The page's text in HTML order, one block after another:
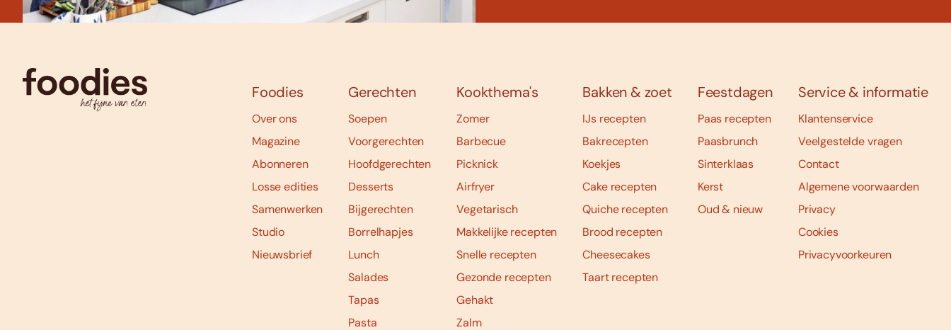
Foodies
Over ons
Magazine
Abonneren
Losse edities
Samenwerken
Studio
Nieuwsbrief
Gerechten
Soepen
Voorgerechten
Hoofdgerechten
Desserts
Bijgerechten
Borrelhapjes
Lunch
Salades
Tapas
Pasta
Kookthema's
Zomer
Barbecue
Picknick
Airfryer
Vegetarisch
Makkelijke recepten
Snelle recepten
Gezonde recepten
Gehakt
Zalm
Bakken & zoet
IJs recepten
Bakrecepten
Koekjes
Cake recepten
Quiche recepten
Brood recepten
Cheesecakes
Taart recepten
Feestdagen
Paas recepten
Paasbrunch
Sinterklaas
Kerst
Oud & nieuw
Service & informatie
Klantenservice
Veelgestelde vragen
Contact
Algemene voorwaarden
Privacy
Cookies
Privacyvoorkeuren